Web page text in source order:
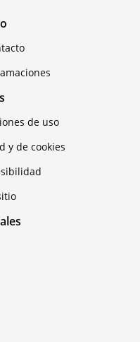
de uso
y de cookies